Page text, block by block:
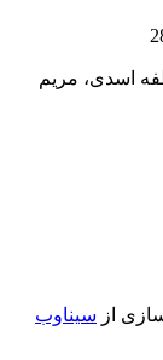
اسدی، مریم
از سیناوب